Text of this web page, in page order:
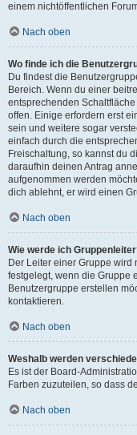
einem nichtöffentlichen
Nach oben
Wo finde ich die
Du findest die
Bereich. Wenn du einer
entsprechenden
offen. Einige erfordern erst
sein und weitere sogar
einfach durch die
Freischaltung, so kannst du
daraufhin deinen Antrag
aufgenommen werden
dich ablehnt, er wird einen
Nach oben
Wie werde ich
Der Leiter einer Gruppe
festgelegt, wenn die Gruppe
Benutzergruppe erstellen
kontaktieren.
Nach oben
Weshalb werden
Es ist der Board-
Farben zuzuteilen, so dass
Nach oben